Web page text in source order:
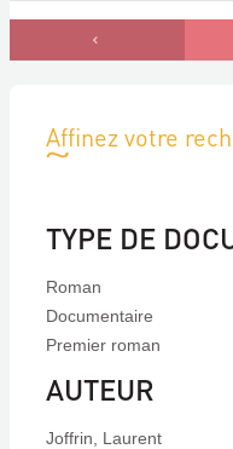
Affinez votre
TYPE DE
Roman
Documentaire
Premier roman
AUTEUR
Joffrin, Laurent